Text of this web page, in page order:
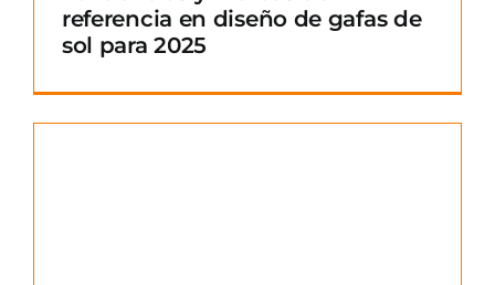
referencia en diseño de gafas de
sol para 2025